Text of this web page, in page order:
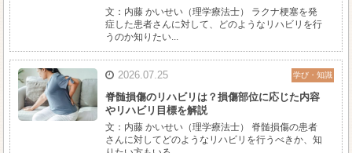
文：内藤 かいせい（理学療法士） ラクナ梗塞を発
症した患者さんに対して、どのようなリハビリを行
うのか知りたい...
2026.07.25 学び・知識
脊髄損傷のリハビリは？損傷部位に応じた内容
やリハビリ目標を解説
文：内藤 かいせい（理学療法士） 脊髄損傷の患者
さんに対してどのようなリハビリを行うべきか、知